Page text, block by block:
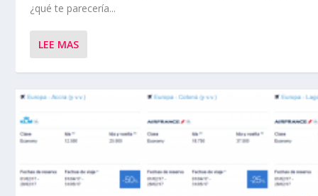
¿qué te parecería...
LEE MAS